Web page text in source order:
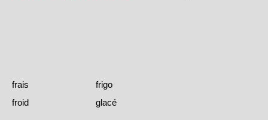
frais
frigo
froid
glacé